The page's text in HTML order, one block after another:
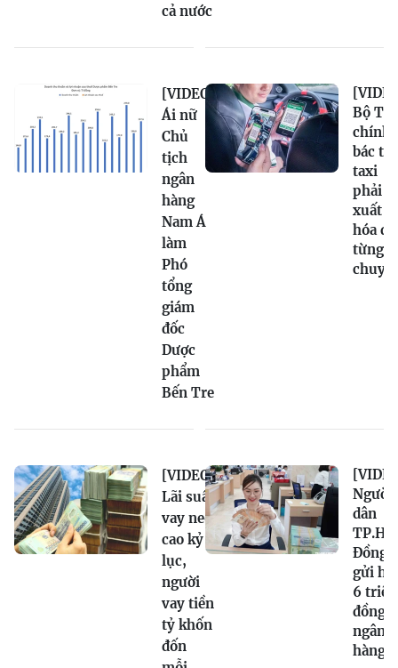
cả nước
[VIDEO]
Ái nữ
Chủ
tịch
ngân
hàng
Nam Á
làm
Phó
tổng
giám
đốc
Dược
phẩm
Bến Tre
Bộ Tài
chính
bác tin
taxi
phải
xuất
hóa
từng
[VIDEO]
Lãi suất
vay neo
cao kỷ
lục,
người
vay tiền
tỷ khốn
đốn
Người
dân
Đồng
gửi
6
đồng
ngân
hàng